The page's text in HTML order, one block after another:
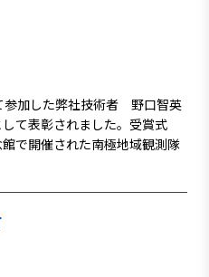
参加した弊社技術者 野口智英
て表彰されました。受賞式
で開催された南極地域観測隊